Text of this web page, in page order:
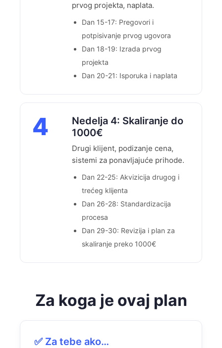
prvog projekta, naplata.
Dan 15-17: Pregovori i
potpisivanje prvog ugovora
Dan 18-19: Izrada prvog
projekta
Dan 20-21: Isporuka i naplata
4
Nedelja 4: Skaliranje do
1000€
Drugi klijent, podizanje cena,
sistemi za ponavljajuće prihode.
Dan 22-25: Akvizicija drugog i
trećeg klijenta
Dan 26-28: Standardizacija
procesa
Dan 29-30: Revizija i plan za
skaliranje preko 1000€
Za koga je ovaj plan
✅ Za tebe ako…